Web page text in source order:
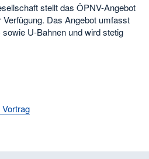
stellt das ÖPNV-Angebot
Das Angebot umfasst
U-Bahnen und wird stetig